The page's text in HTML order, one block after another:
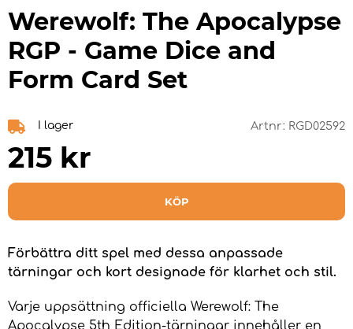
Werewolf: The Apocalypse
RGP - Game Dice and
Form Card Set
I lager Artnr: RGD02592
215 kr
KÖP
Förbättra ditt spel med dessa anpassade
tärningar och kort designade för klarhet och stil.
Varje uppsättning officiella Werewolf: The
Apocalypse 5th Edition-tärningar innehåller en